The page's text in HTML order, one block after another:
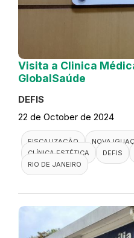
Visita a Clinica
GlobalSaúde
DEFIS
22 de October de 2024
FISCALIZAÇÃO
NOVA
CLÍNICA ESTÉTICA
DEFIS
RIO DE JANEIRO